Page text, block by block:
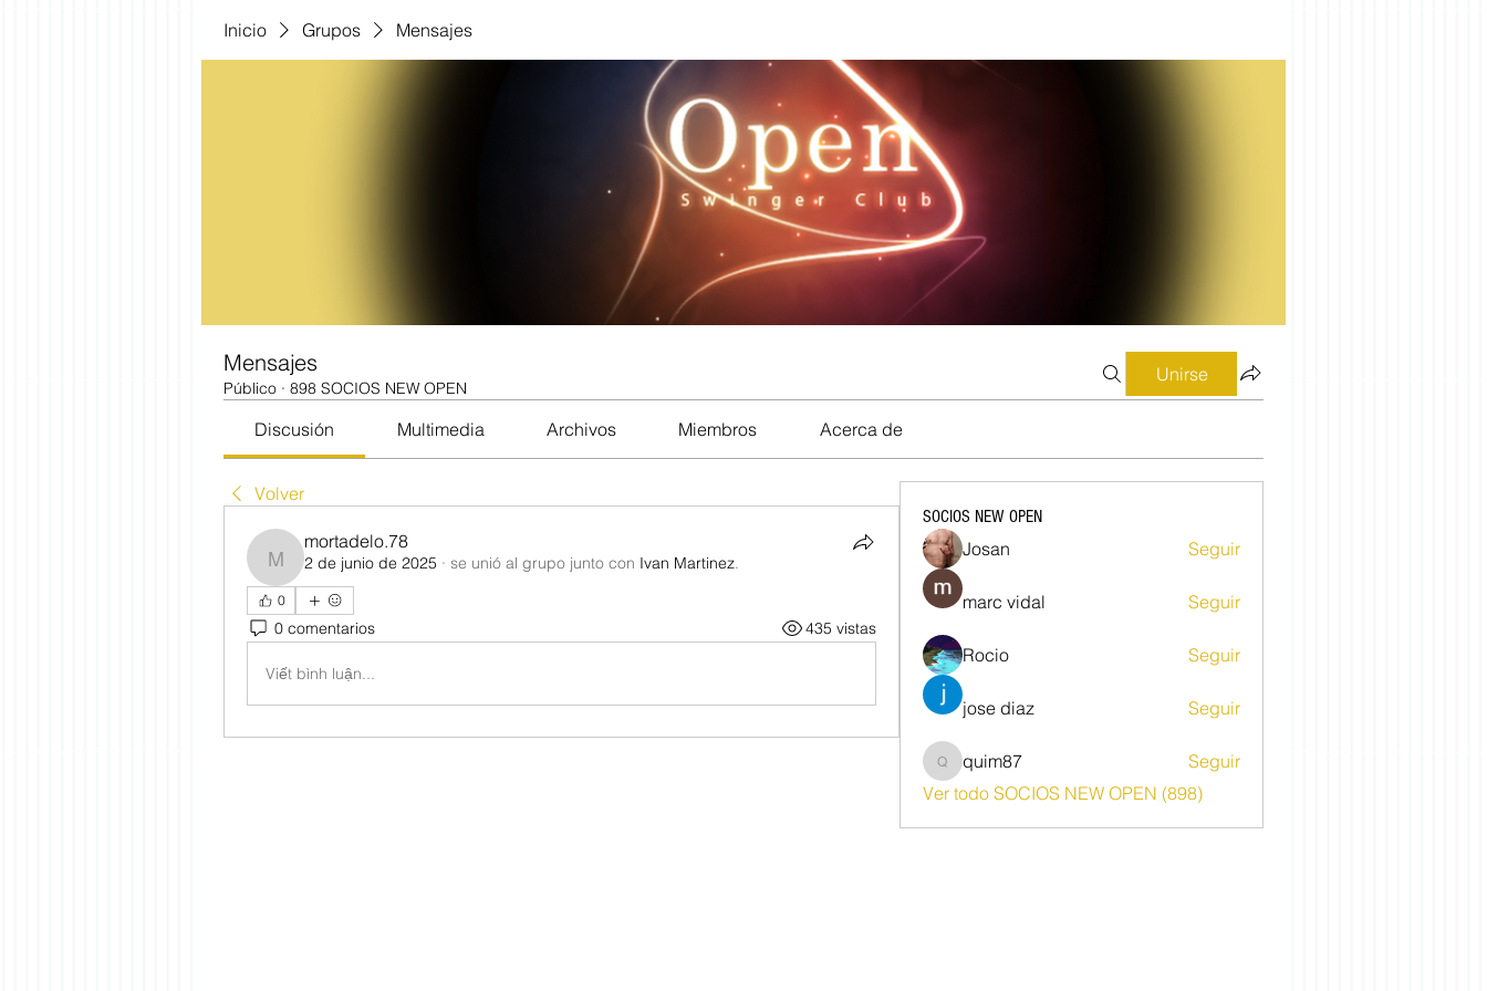
Inicio Grupos Mensajes
Mensajes
Público · 898 SOCIOS NEW OPEN
Unirse
Discusión Multimedia Archivos Miembros Acerca de
Volver
mortadelo.78
mortadelo.78
2 de junio de 2025 · se unió al grupo junto con Ivan Martinez.
0
0 comentarios 435 vistas
Viết bình luận...
SOCIOS NEW OPEN
Josan Seguir
marc vidal Seguir
Rocio Seguir
jose diaz Seguir
quim87quim87
Seguir
Ver todo SOCIOS NEW OPEN (898)